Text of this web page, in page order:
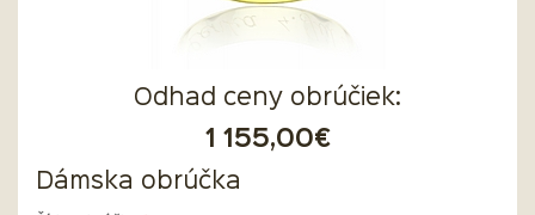
Odhad ceny obrúčiek:
1 155,00€
Dámska obrúčka